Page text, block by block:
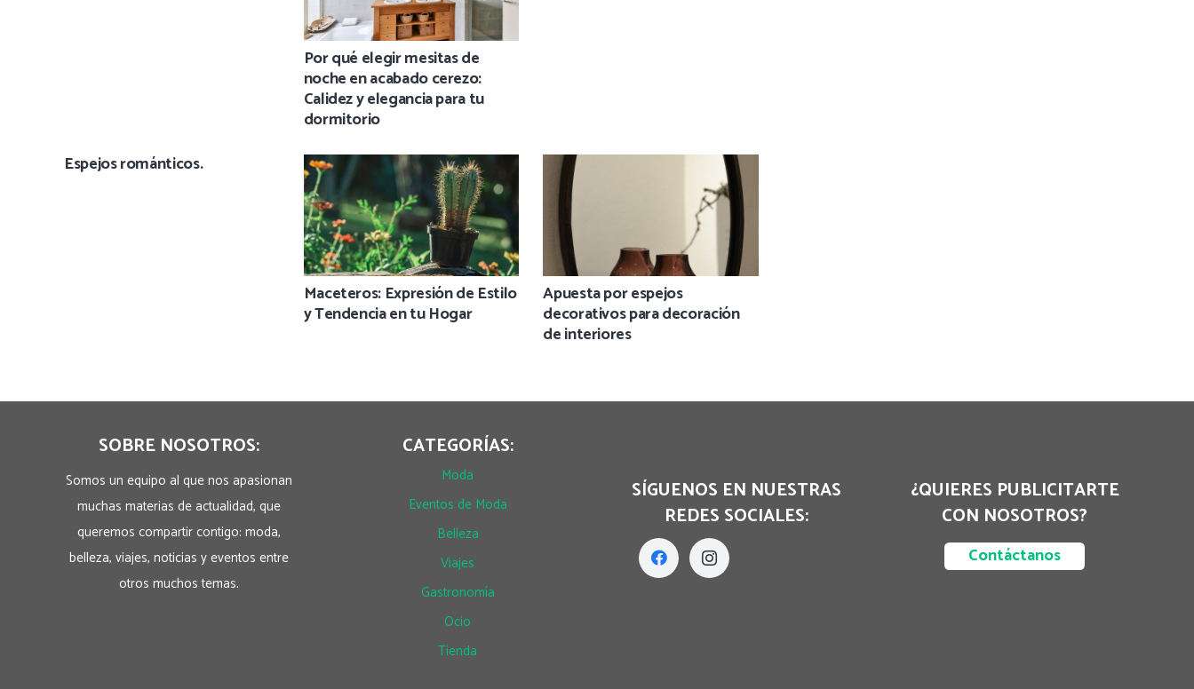
Por qué elegir mesitas de
noche en acabado cerezo:
Calidez y elegancia para tu
dormitorio
Espejos románticos.
Maceteros: Expresión de Estilo
y Tendencia en tu Hogar
Apuesta por espejos
decorativos para decoración
de interiores
SOBRE NOSOTROS:
Somos un equipo al que nos apasionan
muchas materias de actualidad, que
queremos compartir contigo: moda,
belleza, viajes, noticias y eventos entre
otros muchos temas.
CATEGORÍAS:
Moda
Eventos de Moda
Belleza
Viajes
Gastronomía
Ocio
Tienda
SÍGUENOS EN NUESTRAS
REDES SOCIALES:
¿QUIERES PUBLICITARTE
CON NOSOTROS?
Contáctanos